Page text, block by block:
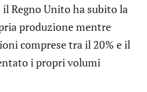
Regno Unito ha subito la
produzione mentre
comprese tra il 20% e il
i propri volumi